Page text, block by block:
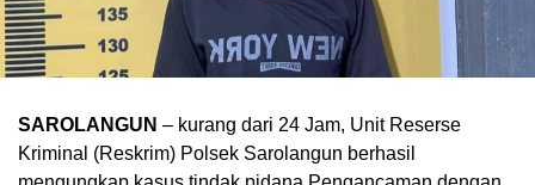
SAROLANGUN – kurang dari 24 Jam, Unit Reserse
Kriminal (Reskrim) Polsek Sarolangun berhasil